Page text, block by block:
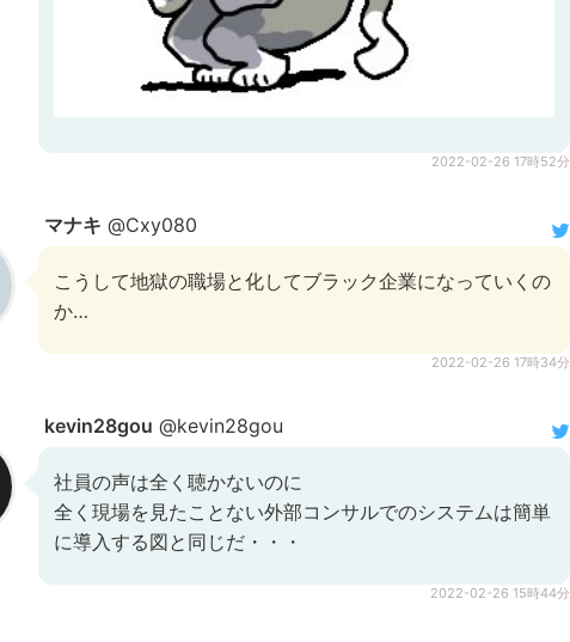
2022-02-26 17時52分
マナキ @Cxy080
こうして地獄の職場と化してブラック企業になっていくの
か…
2022-02-26 17時34分
kevin28gou @kevin28gou
社員の声は全く聴かないのに
全く現場を見たことない外部コンサルでのシステムは簡単
に導入する図と同じだ・・・
2022-02-26 15時44分